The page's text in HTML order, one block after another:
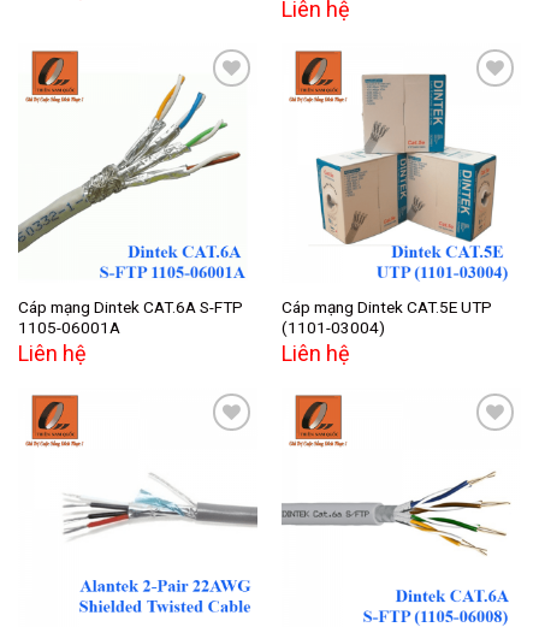
Liên hệ
Add to
wishlist
Cáp mạng Dintek CAT.6A S-FTP
1105-06001A
Liên hệ
Add to
wishlist
Cáp mạng Dintek CAT.5E UTP
(1101-03004)
Liên hệ
wishlist
Add to
wishlist